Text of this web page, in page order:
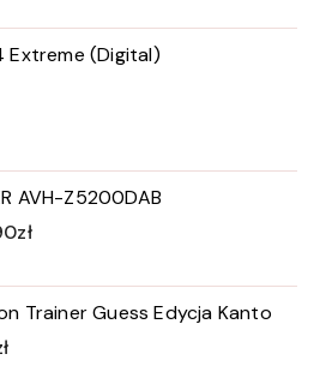
Extreme (Digital)
AVH-Z5200DAB
zł
Trainer Guess Edycja Kanto